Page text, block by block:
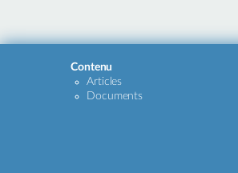
Contenu
Articles
Documents